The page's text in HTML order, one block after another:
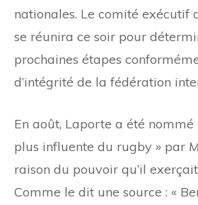
nationales. Le comité exécutif
se réunira ce soir pour
prochaines étapes
d’intégrité de la fédération
En août, Laporte a été nommé
plus influente du rugby » par
raison du pouvoir qu’il
Comme le dit une source : «